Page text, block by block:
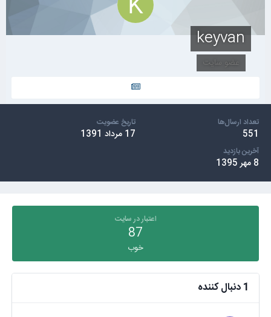
keyvan
عضو سایت
تعداد ارسال‌ها
551
تاریخ عضویت
17 مرداد 1391
آخرین بازدید
8 مهر 1395
اعتبار در سایت
87
خوب
1 دنبال کننده